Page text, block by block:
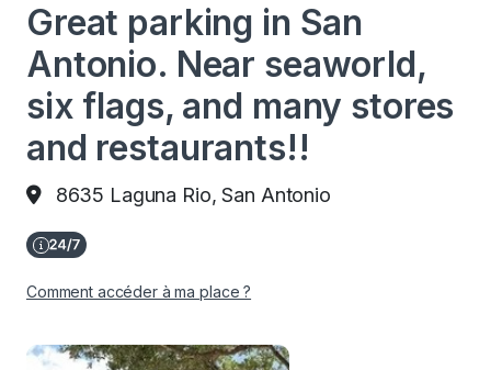
Great parking in San
Antonio. Near seaworld,
six flags, and many stores
and restaurants!!
8635 Laguna Rio, San Antonio
Comment accéder à ma place ?